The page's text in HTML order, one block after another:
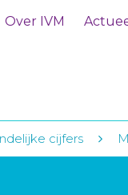
Over IVM
cijfers